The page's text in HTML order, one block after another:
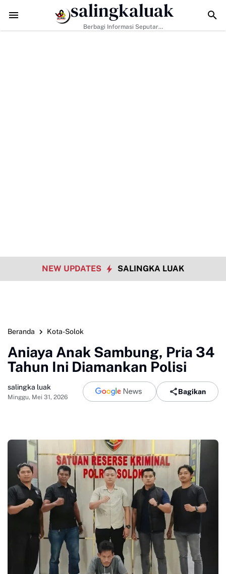
TMMD ke-129 Tak Hanya Bangun Jalan, Bekali Warga Buluh
salingkaluak
Berbagi Informasi Seputar
NEW UPDATES SALINGKA LUAK
Beranda Kota-Solok
Aniaya Anak Sambung, Pria 34
Tahun Ini Diamankan Polisi
salingka luak
Minggu, Mei 31, 2026
Bagikan